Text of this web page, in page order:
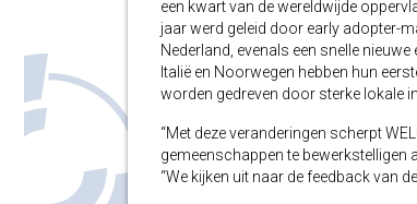
een kwart van de wereldwijde
jaar werd geleid door early adopter-
Nederland, evenals een snelle
Italië en Noorwegen hebben hun
worden gedreven door sterke lokale
“Met deze veranderingen scherpt
gemeenschappen te bewerkstelligen
“We kijken uit naar de feedback van